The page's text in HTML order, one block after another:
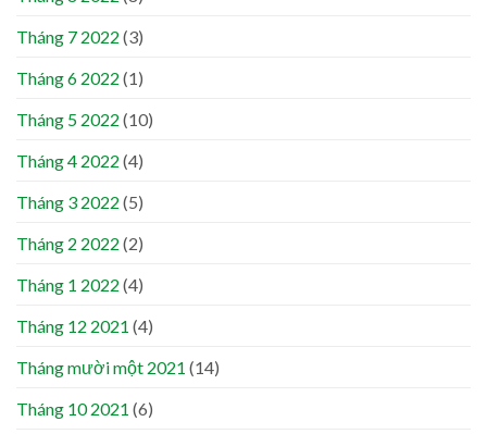
Tháng 7 2022 (3)
Tháng 6 2022 (1)
Tháng 5 2022 (10)
Tháng 4 2022 (4)
Tháng 3 2022 (5)
Tháng 2 2022 (2)
Tháng 1 2022 (4)
Tháng 12 2021 (4)
Tháng mười một 2021 (14)
Tháng 10 2021 (6)